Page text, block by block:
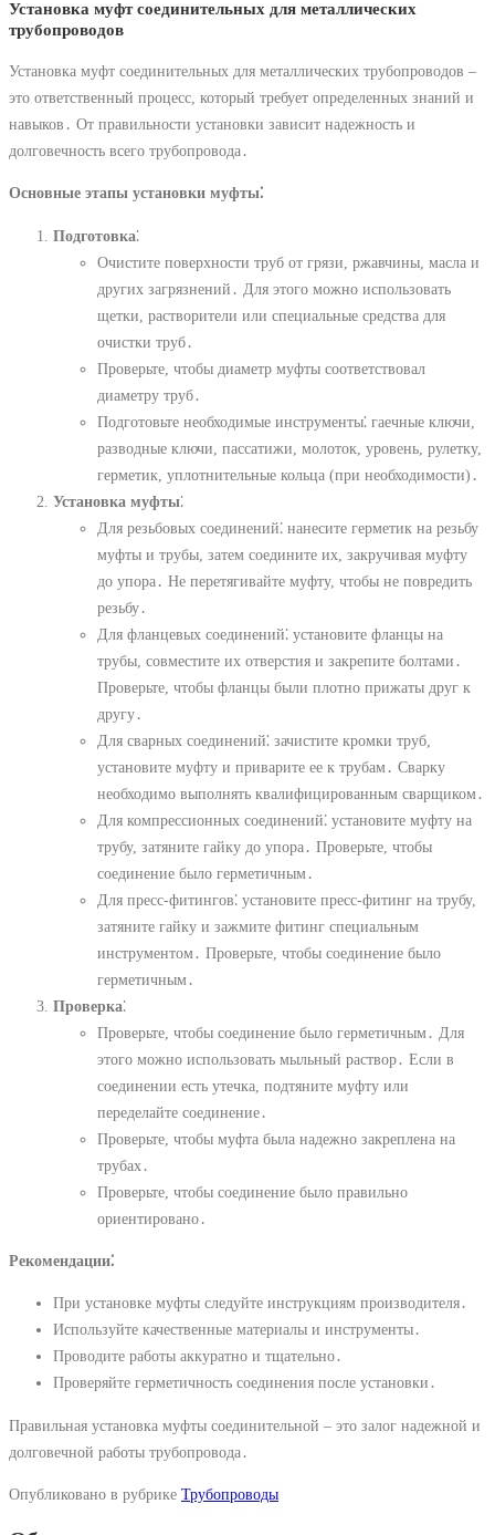
Установка муфт соединительных для металлических
трубопроводов
Установка муфт соединительных для металлических трубопроводов –
это ответственный процесс, который требует определенных знаний и
навыков․ От правильности установки зависит надежность и
долговечность всего трубопровода․
Основные этапы установки муфты⁚
Подготовка⁚
Очистите поверхности труб от грязи, ржавчины, масла и
других загрязнений․ Для этого можно использовать
щетки, растворители или специальные средства для
очистки труб․
Проверьте, чтобы диаметр муфты соответствовал
диаметру труб․
Подготовьте необходимые инструменты⁚ гаечные ключи,
разводные ключи, пассатижи, молоток, уровень, рулетку,
герметик, уплотнительные кольца (при необходимости)․
Установка муфты⁚
Для резьбовых соединений⁚ нанесите герметик на резьбу
муфты и трубы, затем соедините их, закручивая муфту
до упора․ Не перетягивайте муфту, чтобы не повредить
резьбу․
Для фланцевых соединений⁚ установите фланцы на
трубы, совместите их отверстия и закрепите болтами․
Проверьте, чтобы фланцы были плотно прижаты друг к
другу․
Для сварных соединений⁚ зачистите кромки труб,
установите муфту и приварите ее к трубам․ Сварку
необходимо выполнять квалифицированным сварщиком․
Для компрессионных соединений⁚ установите муфту на
трубу, затяните гайку до упора․ Проверьте, чтобы
соединение было герметичным․
Для пресс-фитингов⁚ установите пресс-фитинг на трубу,
затяните гайку и зажмите фитинг специальным
инструментом․ Проверьте, чтобы соединение было
герметичным․
Проверка⁚
Проверьте, чтобы соединение было герметичным․ Для
этого можно использовать мыльный раствор․ Если в
соединении есть утечка, подтяните муфту или
переделайте соединение․
Проверьте, чтобы муфта была надежно закреплена на
трубах․
Проверьте, чтобы соединение было правильно
ориентировано․
Рекомендации⁚
При установке муфты следуйте инструкциям производителя․
Используйте качественные материалы и инструменты․
Проводите работы аккуратно и тщательно․
Проверяйте герметичность соединения после установки․
Правильная установка муфты соединительной – это залог надежной и
долговечной работы трубопровода․
Опубликовано в рубрике Трубопроводы